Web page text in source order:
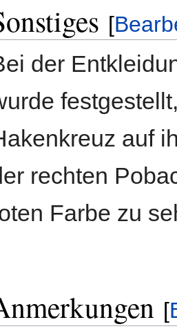
[
der
auf
rechten
Farbe zu
[